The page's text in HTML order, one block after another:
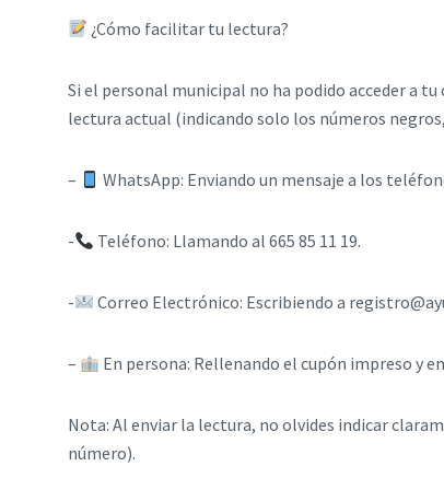
¿Cómo facilitar tu lectura?
​Si el personal municipal no ha podido acceder a
lectura actual (indicando solo los números
– ​ WhatsApp: Enviando un mensaje a los
- Teléfono: Llamando al 665 85 11 19. ​
- Correo Electrónico: Escribiendo a
– ​ En persona: Rellenando el cupón impreso y
Nota: Al enviar la lectura, no olvides indicar
número).